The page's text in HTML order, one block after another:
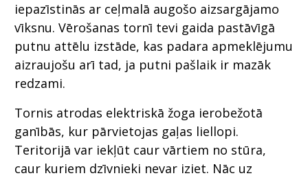
iepazīstinās ar ceļmalā augošo aizsargājamo
vīksnu. Vērošanas tornī tevi gaida pastāvīgā
putnu attēlu izstāde, kas padara apmeklējumu
aizraujošu arī tad, ja putni pašlaik ir mazāk
redzami.
Tornis atrodas elektriskā žoga ierobežotā
ganībās, kur pārvietojas gaļas liellopi.
Teritorijā var iekļūt caur vārtiem no stūra,
caur kuriem dzīvnieki nevar iziet. Nāc uz